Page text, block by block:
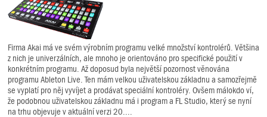
Firma Akai má ve svém výrobním programu velké množství kontrolérů. Většina
z nich je univerzálních, ale mnoho je orientováno pro specifické použití v
konkrétním programu. Až doposud byla největší pozornost věnována
programu Ableton Live. Ten mám velkou uživatelskou základnu a samozřejmě
se vyplatí pro něj vyvíjet a prodávat speciální kontroléry. Ovšem málokdo ví,
že podobnou uživatelskou základnu má i program a FL Studio, který se nyní
na trhu objevuje v aktuální verzi 20....